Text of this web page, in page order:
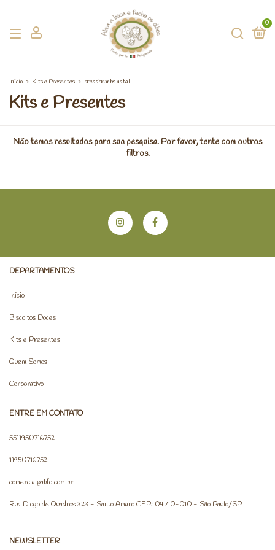
0
Início > Kits e Presentes > breadcrumbs.natal
Kits e Presentes
Não temos resultados para sua pesquisa. Por favor, tente com outros
filtros.
DEPARTAMENTOS
Início
Biscoitos Doces
Kits e Presentes
Quem Somos
Corporativo
ENTRE EM CONTATO
5511950716752
11950716752
comercial@abfo.com.br
Rua Diogo de Quadros 323 - Santo Amaro CEP: 04710-010 - São Paulo/SP
NEWSLETTER